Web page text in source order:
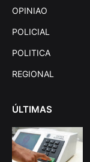
OPINIAO
POLICIAL
POLITICA
REGIONAL
ÚLTIMAS